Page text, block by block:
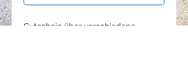
Gutschein über verschiedene